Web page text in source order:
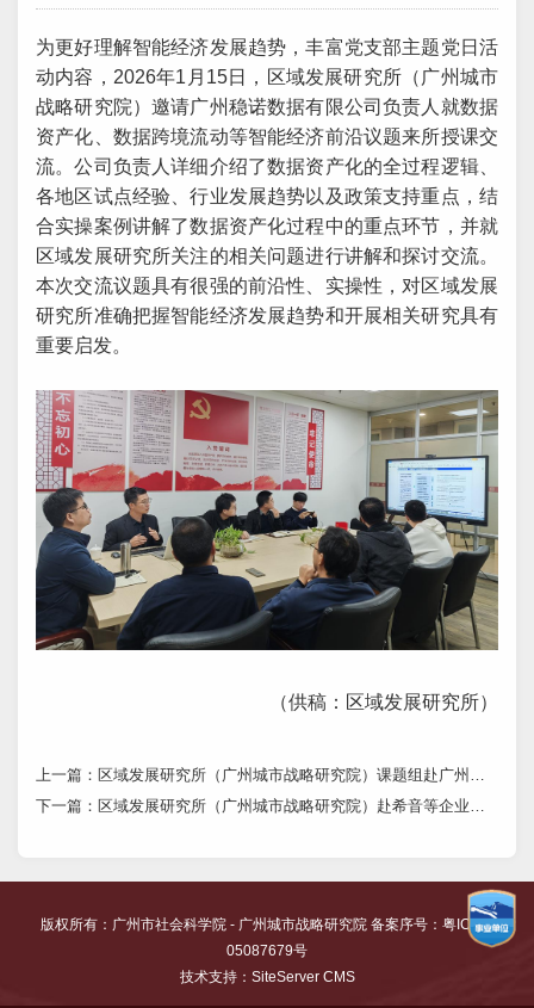
为更好理解智能经济发展趋势，丰富党支部主题党日活
动内容，2026年1月15日，区域发展研究所（广州城市
战略研究院）邀请广州稳诺数据有限公司负责人就数据
资产化、数据跨境流动等智能经济前沿议题来所授课交
流。公司负责人详细介绍了数据资产化的全过程逻辑、
各地区试点经验、行业发展趋势以及政策支持重点，结
合实操案例讲解了数据资产化过程中的重点环节，并就
区域发展研究所关注的相关问题进行讲解和探讨交流。
本次交流议题具有很强的前沿性、实操性，对区域发展
研究所准确把握智能经济发展趋势和开展相关研究具有
重要启发。
（供稿：区域发展研究所）
上一篇： 区域发展研究所（广州城市战略研究院）课题组赴广州低空经济产业发展有限公司开展专题调研
下一篇： 区域发展研究所（广州城市战略研究院）赴希音等企业调研
版权所有： 广州市社会科学院- 广州城市战略研究院 备案序号： 粤ICP备
05087679号
技术支持： SiteServer CMS